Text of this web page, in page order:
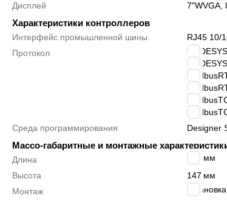
Дисплей 7"WVGA,
Характеристики контроллеров
Интерфейс промышленной шины
RJ45 10/
Протокол
Среда программирования
Designer
Массо-габаритные и монтажные
Длина
мм
Высота
147 мм
Монтаж